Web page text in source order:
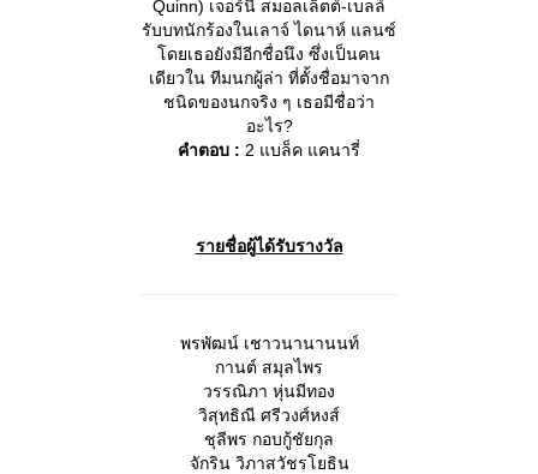
Quinn) เจอร์นี สมอลเล็ตต์-เบลล์
รับบทนักร้องในเลาจ์ ไดนาห์ แลนซ์
โดยเธอยังมีอีกชื่อนึง ซึ่งเป็นคน
เดียวใน ทีมนกผู้ล่า ที่ตั้งชื่อมาจาก
ชนิดของนกจริง ๆ เธอมีชื่อว่า
อะไร?
คำตอบ : 2 แบล็ค แคนารี่
รายชื่อผู้ได้รับรางวัล
พรพัฒน์ เชาวนานานนท์
กานต์ สมุลไพร
วรรณิภา หุ่นมีทอง
วิสุทธิณี ศรีวงศ์หงส์
ชุลีพร กอบกู้ชัยกุล
จักริน วิภาสวัชรโยธิน